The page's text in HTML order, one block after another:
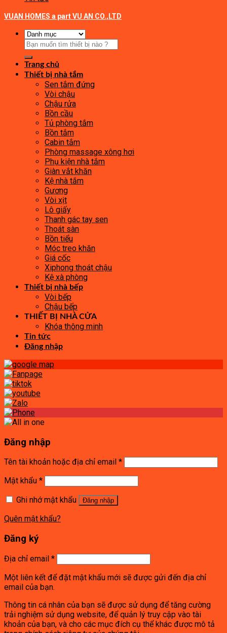
VUAN HOMES a part VU AN CO.,LTD
Tìm
kiếm:
Trang chủ
Thiết bị nhà tắm
Sen tắm đứng
Vòi chậu
Chậu rửa
Bồn cầu
Tủ phòng tắm
Bồn tắm
Cabin tắm
Phòng massage xông hơi
Phụ kiện nhà tắm
Giàn vắt khăn
Kệ nhà tắm
Gương
Vòi xịt
Lô giấy
Thanh gác tay sen
Thoát sàn
Bồn tiểu
Móc treo khăn
Giá cốc
Xiphong thoát chậu
Kệ xà phòng
Thiết bị nhà bếp
Vòi bếp
Chậu bếp
THIẾT BỊ NHÀ CỬA
Khóa thông minh
Tin tức
Đăng nhập
Đăng nhập
Tên tài khoản hoặc địa chỉ email *
Mật khẩu *
Ghi nhớ mật khẩu
Đăng nhập
Quên mật khẩu?
Đăng ký
Địa chỉ email *
Một liên kết để đặt mật khẩu mới sẽ được gửi đến địa chỉ
email của bạn.
Thông tin cá nhân của bạn sẽ được sử dụng để tăng cường
trải nghiệm sử dụng website, để quản lý truy cập vào tài
khoản của bạn, và cho các mục đích cụ thể khác được mô tả